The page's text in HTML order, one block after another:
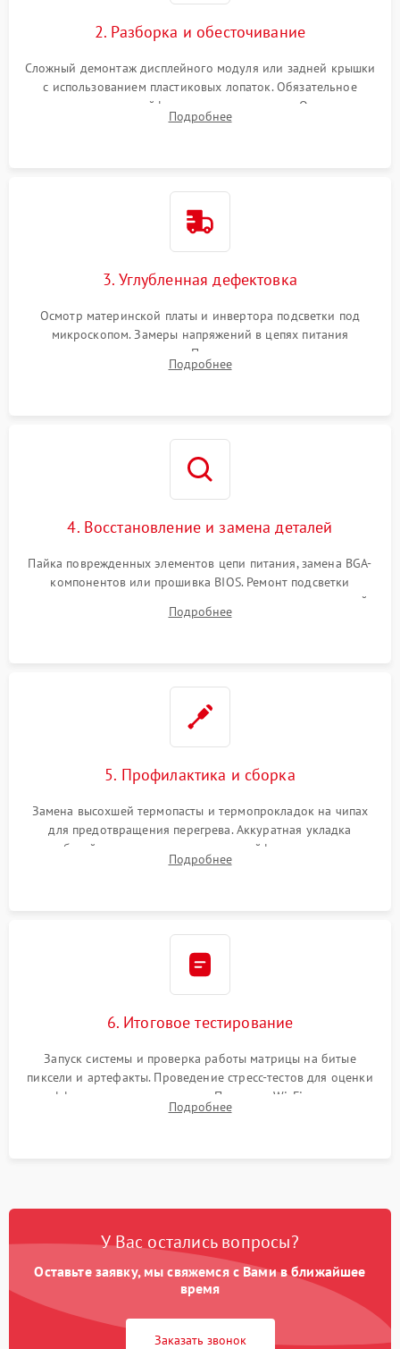
Повреждение внутренних проводов
Механические повреждения
Поломка батареи (если
Неисправность тачпада
1500 ₽ Подробнее →
1000 ₽
Неисправность BIOS 1500 ₽ Подробнее →
2. Разборка и обесточивание
Сложный демонтаж дисплейного модуля или задней крышки
с использованием пластиковых лопаток. Обязательное
отключение шлейфов матрицы и питания. Очистка
массивной системы охлаждения от скопившейся пыли.
Подробнее
3. Углубленная дефектовка
Осмотр материнской платы и инвертора подсветки под
микроскопом. Замеры напряжений в цепях питания
процессора и видеокарты. Проверка состояния жесткого
диска и оперативной памяти с помощью POST-карт и
Подробнее
4. Восстановление и замена деталей
Пайка поврежденных элементов цепи питания, замена BGA-
компонентов или прошивка BIOS. Ремонт подсветки
матрицы, замена неисправного накопителя на скоростной
SSD или установка новых модулей памяти.
Подробнее
5. Профилактика и сборка
Замена высохшей термопасты и термопрокладок на чипах
для предотвращения перегрева. Аккуратная укладка
кабелей, подключение хрупких шлейфов матрицы и
надежная фиксация всех элементов внутри корпуса
Подробнее
6. Итоговое тестирование
Запуск системы и проверка работы матрицы на битые
пиксели и артефакты. Проведение стресс-тестов для оценки
эффективности охлаждения. Проверка Wi-Fi, камеры,
микрофона и всех портов перед выдачей устройства.
Подробнее
У Вас остались вопросы?
Оставьте заявку, мы свяжемся с Вами в ближайшее
время
Заказать звонок